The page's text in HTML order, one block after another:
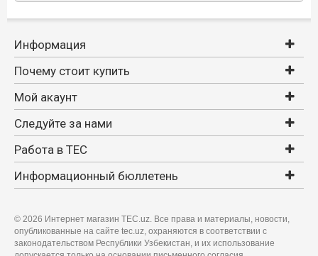
Информация
Почему стоит купить
Мой акаунт
Следуйте за нами
Работа в TEC
Информационный бюллетень
© 2026 Интернет магазин TEC.uz. Все права и материалы, новости,
опубликованные на сайте tec.uz, охраняются в соответствии с
законодательством Республики Узбекистан, и их использование